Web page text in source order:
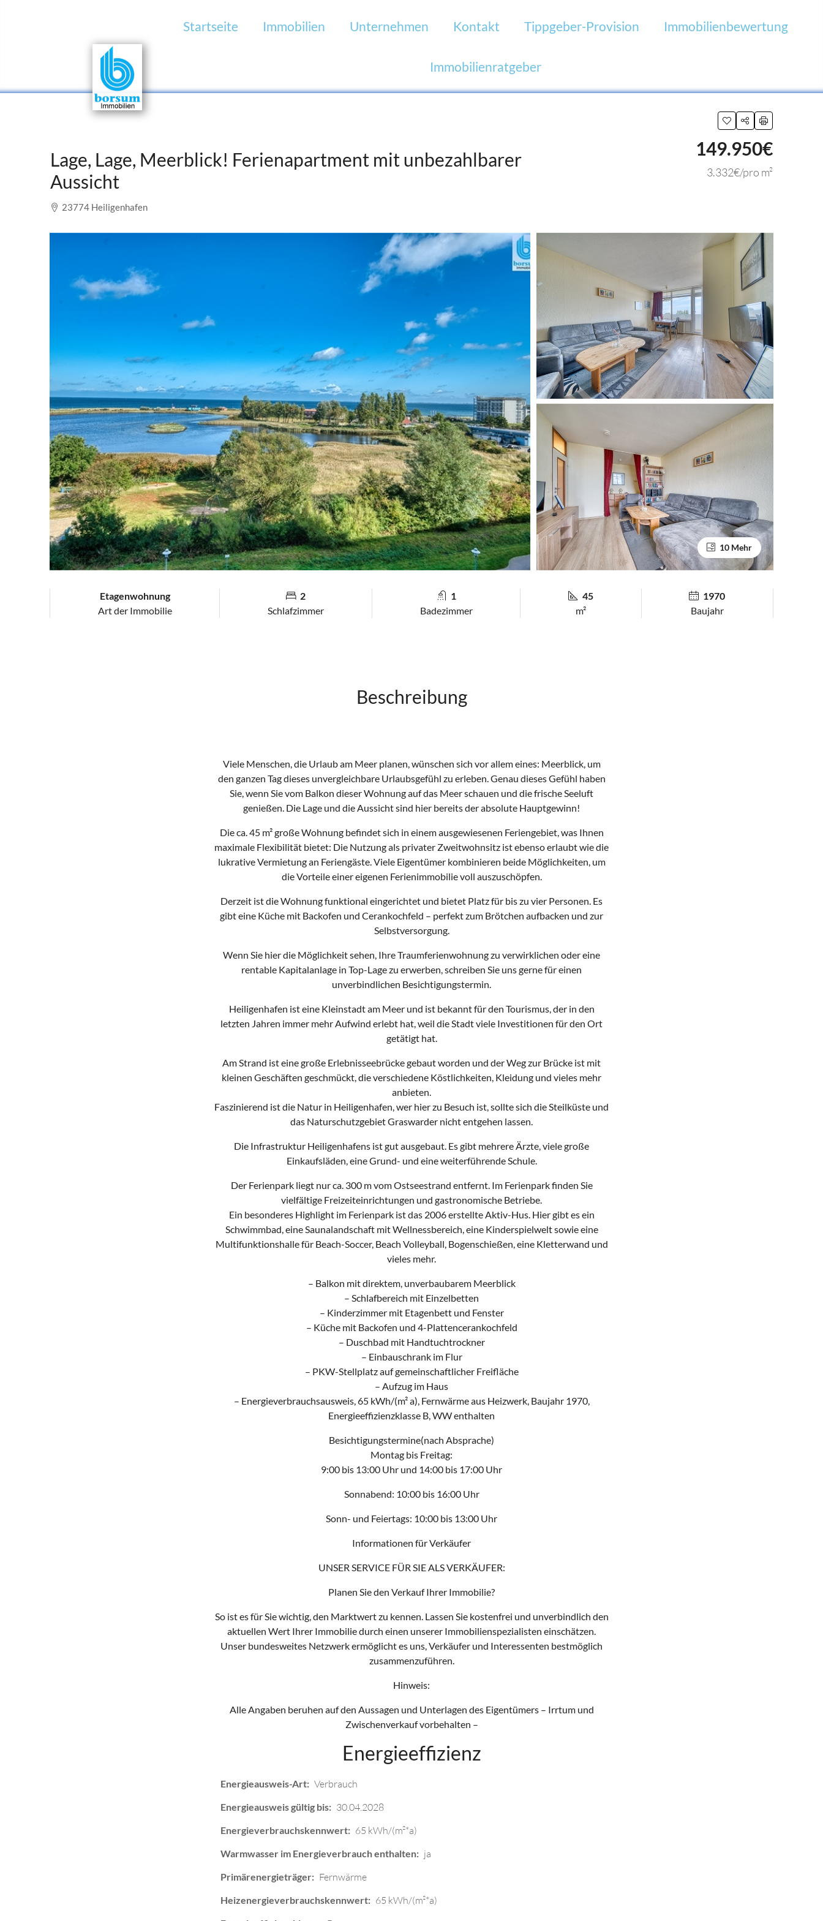
Startseite Immobilien Unternehmen Kontakt Tippgeber-Provision Immobilienbewertung
Immobilienratgeber
Lage, Lage, Meerblick! Ferienapartment mit unbezahlbarer
Aussicht
149.950€
3.332€/pro m²
23774 Heiligenhafen
10 Mehr
Etagenwohnung
Art der Immobilie
2
Schlafzimmer
1
Badezimmer
45
m²
1970
Baujahr
Beschreibung
Viele Menschen, die Urlaub am Meer planen, wünschen sich vor allem eines: Meerblick, um
den ganzen Tag dieses unvergleichbare Urlaubsgefühl zu erleben. Genau dieses Gefühl haben
Sie, wenn Sie vom Balkon dieser Wohnung auf das Meer schauen und die frische Seeluft
genießen. Die Lage und die Aussicht sind hier bereits der absolute Hauptgewinn!
Die ca. 45 m² große Wohnung befindet sich in einem ausgewiesenen Feriengebiet, was Ihnen
maximale Flexibilität bietet: Die Nutzung als privater Zweitwohnsitz ist ebenso erlaubt wie die
lukrative Vermietung an Feriengäste. Viele Eigentümer kombinieren beide Möglichkeiten, um
die Vorteile einer eigenen Ferienimmobilie voll auszuschöpfen.
Derzeit ist die Wohnung funktional eingerichtet und bietet Platz für bis zu vier Personen. Es
gibt eine Küche mit Backofen und Cerankochfeld – perfekt zum Brötchen aufbacken und zur
Selbstversorgung.
Wenn Sie hier die Möglichkeit sehen, Ihre Traumferienwohnung zu verwirklichen oder eine
rentable Kapitalanlage in Top-Lage zu erwerben, schreiben Sie uns gerne für einen
unverbindlichen Besichtigungstermin.
Heiligenhafen ist eine Kleinstadt am Meer und ist bekannt für den Tourismus, der in den
letzten Jahren immer mehr Aufwind erlebt hat, weil die Stadt viele Investitionen für den Ort
getätigt hat.
Am Strand ist eine große Erlebnisseebrücke gebaut worden und der Weg zur Brücke ist mit
kleinen Geschäften geschmückt, die verschiedene Köstlichkeiten, Kleidung und vieles mehr
anbieten.
Faszinierend ist die Natur in Heiligenhafen, wer hier zu Besuch ist, sollte sich die Steilküste und
das Naturschutzgebiet Graswarder nicht entgehen lassen.
Die Infrastruktur Heiligenhafens ist gut ausgebaut. Es gibt mehrere Ärzte, viele große
Einkaufsläden, eine Grund- und eine weiterführende Schule.
Der Ferienpark liegt nur ca. 300 m vom Ostseestrand entfernt. Im Ferienpark finden Sie
vielfältige Freizeiteinrichtungen und gastronomische Betriebe.
Ein besonderes Highlight im Ferienpark ist das 2006 erstellte Aktiv-Hus. Hier gibt es ein
Schwimmbad, eine Saunalandschaft mit Wellnessbereich, eine Kinderspielwelt sowie eine
Multifunktionshalle für Beach-Soccer, Beach Volleyball, Bogenschießen, eine Kletterwand und
vieles mehr.
– Balkon mit direktem, unverbaubarem Meerblick
– Schlafbereich mit Einzelbetten
– Kinderzimmer mit Etagenbett und Fenster
– Küche mit Backofen und 4-Plattencerankochfeld
– Duschbad mit Handtuchtrockner
– Einbauschrank im Flur
– PKW-Stellplatz auf gemeinschaftlicher Freifläche
– Aufzug im Haus
– Energieverbrauchsausweis, 65 kWh/(m² a), Fernwärme aus Heizwerk, Baujahr 1970,
Energieeffizienzklasse B, WW enthalten
Besichtigungstermine(nach Absprache)
Montag bis Freitag:
9:00 bis 13:00 Uhr und 14:00 bis 17:00 Uhr
Sonnabend: 10:00 bis 16:00 Uhr
Sonn- und Feiertags: 10:00 bis 13:00 Uhr
Informationen für Verkäufer
UNSER SERVICE FÜR SIE ALS VERKÄUFER:
Planen Sie den Verkauf Ihrer Immobilie?
So ist es für Sie wichtig, den Marktwert zu kennen. Lassen Sie kostenfrei und unverbindlich den
aktuellen Wert Ihrer Immobilie durch einen unserer Immobilienspezialisten einschätzen.
Unser bundesweites Netzwerk ermöglicht es uns, Verkäufer und Interessenten bestmöglich
zusammenzuführen.
Hinweis:
Alle Angaben beruhen auf den Aussagen und Unterlagen des Eigentümers – Irrtum und
Zwischenverkauf vorbehalten –
Energieeffizienz
Energieausweis-Art: Verbrauch
Energieausweis gültig bis: 30.04.2028
Energieverbrauchskennwert: 65 kWh/(m²*a)
Warmwasser im Energieverbrauch enthalten: ja
Primärenergieträger: Fernwärme
Heizenergieverbrauchskennwert: 65 kWh/(m²*a)